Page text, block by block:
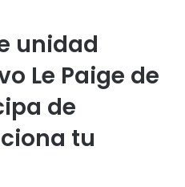
unidad
Le Paige de
de
tu